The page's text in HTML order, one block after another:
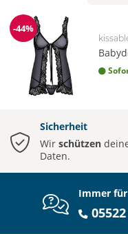
Reduzierung
-44%
Sicherheit
Wir schützen
Daten.
Immer